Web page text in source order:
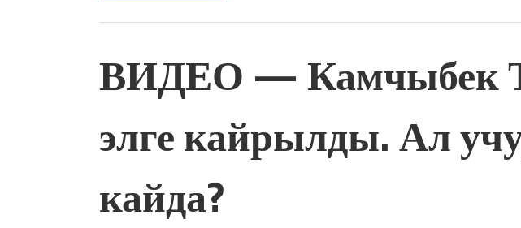
ВИДЕО — Камчыбек
элге кайрылды. Ал
кайда?